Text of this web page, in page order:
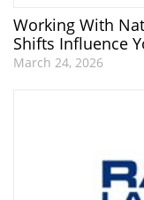
Working With
Shifts Influence
March 24, 2026